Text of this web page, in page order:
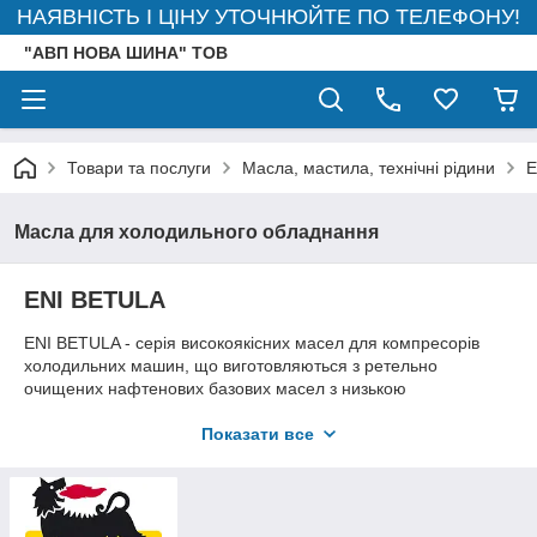
НАЯВНІСТЬ І ЦІНУ УТОЧНЮЙТЕ ПО ТЕЛЕФОНУ!
"АВП НОВА ШИНА" ТОВ
Товари та послуги Масла, мастила, технічні рідини
Масла для холодильного обладнання
ENI BETULA
ENI BETULA - серія високоякісних масел для компресорів
холодильних машин, що виготовляються з ретельно
очищених нафтенових базових масел з низькою
хлопьеобразования і високою стабільністю до окислення і
властивості для правильної змащування компресорів
холодильних машин.
Показати все